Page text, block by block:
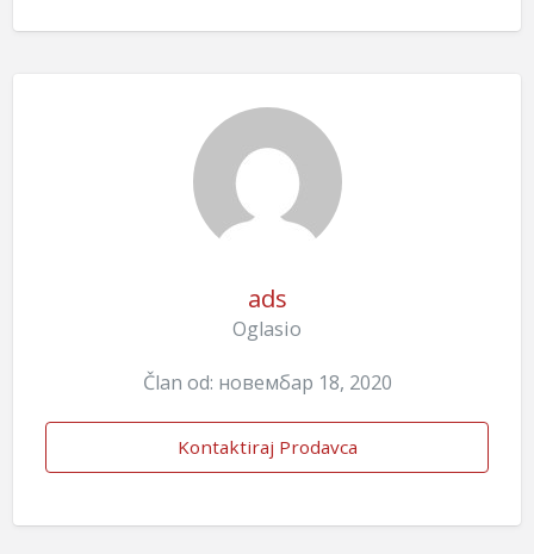
ads
Oglasio
Član od: новембар 18, 2020
Kontaktiraj Prodavca